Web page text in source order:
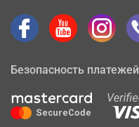
Безопасность платежей